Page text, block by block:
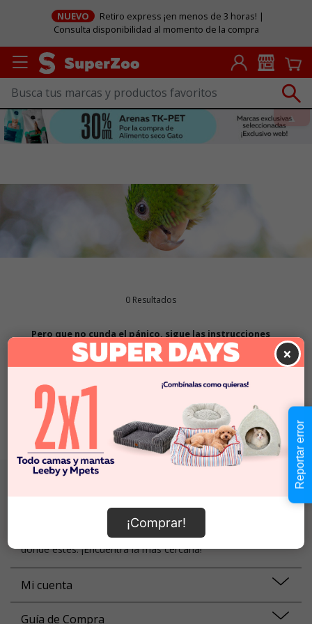
NUEVO
Retiro express ¡en menos de 3 horas! |
Consulta disponibilidad al momento de la compra
×
¡Comprar!
0 Resultados
Pero que no cunda el pánico, sigue las instrucciones
1. Revisa que la búsqueda no tenga errores ortográficos
2. Prueba a volver a buscar con palabras más específicas
3. Vuelve a nuestra
homey prueba de nuevo
¡Todos los caminos llevan a Roma! :)
Somos una familia de más de 70 tiendas a lo largo de todo
Chile, así que siempre tendrás una tienda SuperZoo ahí
donde estés. ¡Encuentra la más cercana!
Mi cuenta
Guía de Compra
Reportar error